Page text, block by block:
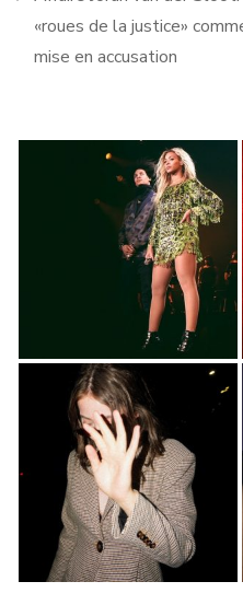
«roues de la justice»
mise en accusation